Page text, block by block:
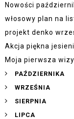
Nowości
włosowy plan na
projekt denko
Akcja piękna
Moja pierwsza
► PAŹDZIERNIKA
► WRZEŚNIA
► SIERPNIA
► LIPCA